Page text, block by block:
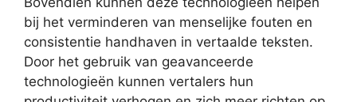
bij het verminderen van menselijke fouten en
consistentie handhaven in vertaalde teksten.
Door het gebruik van geavanceerde
technologieën kunnen vertalers hun